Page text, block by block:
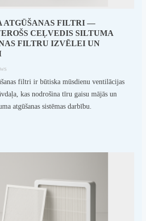
ATGŪŠANAS FILTRI —
CEĻVEDIS SILTUMA
FILTRU IZVĒLEI UN
filtri ir būtiska mūsdienu ventilācijas
kas nodrošina tīru gaisu mājās un
atgūšanas sistēmas darbību.